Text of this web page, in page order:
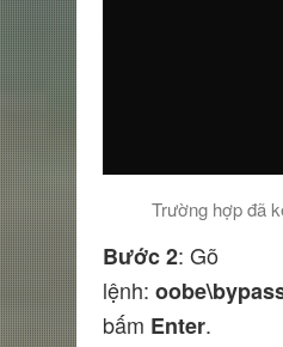
Trường hợp đã
Bước 2: Gõ
lệnh:
bấm Enter.